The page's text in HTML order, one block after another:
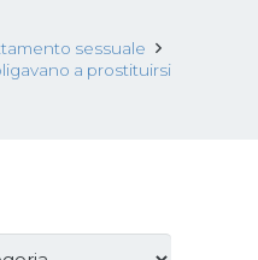
sessuale
a prostituirsi